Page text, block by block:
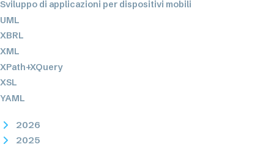
Sviluppo di applicazioni per dispositivi mobili
UML
XBRL
XML
XPath+XQuery
XSL
YAML
2026
2025